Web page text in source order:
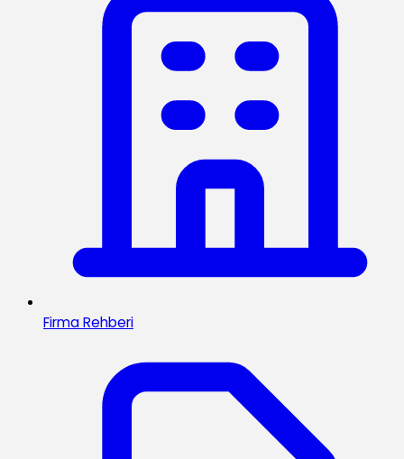
Firma Rehberi